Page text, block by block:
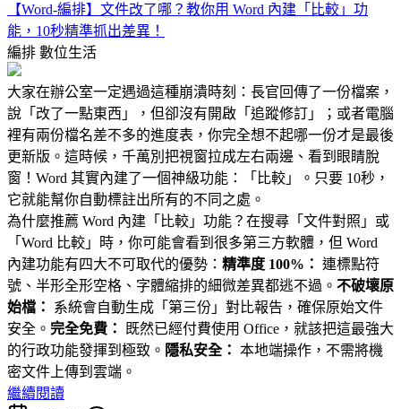
【Word-編排】文件改了哪？教你用 Word 內建「比較」功
能，10秒精準抓出差異！
編排 數位生活
大家在辦公室一定遇過這種崩潰時刻：長官回傳了一份檔案，
說「改了一點東西」，但卻沒有開啟「追蹤修訂」；或者電腦
裡有兩份檔名差不多的進度表，你完全想不起哪一份才是最後
更新版。這時候，千萬別把視窗拉成左右兩邊、看到眼睛脫
窗！Word 其實內建了一個神級功能：「比較」。只要 10秒，
它就能幫你自動標註出所有的不同之處。
為什麼推薦 Word 內建「比較」功能？在搜尋「文件對照」或
「Word 比較」時，你可能會看到很多第三方軟體，但 Word
內建功能有四大不可取代的優勢： 精準度 100%： 連標點符
號、半形全形空格、字體縮排的細微差異都逃不過。 不破壞原
始檔：
系統會自動生成「第三份」對比報告，確保原始文件
安全。 完全免費：
既然已經付費使用 Office，就該把這最強大
的行政功能發揮到極致。 隱私安全： 本地端操作，不需將機
密文件上傳到雲端。
繼續閱讀